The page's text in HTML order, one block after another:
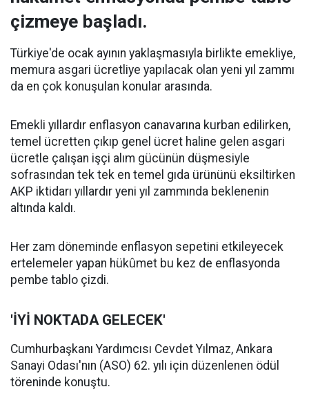
çizmeye başladı.
Türkiye'de ocak ayının yaklaşmasıyla birlikte emekliye,
memura asgari ücretliye yapılacak olan yeni yıl zammı
da en çok konuşulan konular arasında.
Emekli yıllardır enflasyon canavarına kurban edilirken,
temel ücretten çıkıp genel ücret haline gelen asgari
ücretle çalışan işçi alım gücünün düşmesiyle
sofrasından tek tek en temel gıda ürününü eksiltirken
AKP iktidarı yıllardır yeni yıl zammında beklenenin
altında kaldı.
Her zam döneminde enflasyon sepetini etkileyecek
ertelemeler yapan hükûmet bu kez de enflasyonda
pembe tablo çizdi.
'İYİ NOKTADA GELECEK'
Cumhurbaşkanı Yardımcısı Cevdet Yılmaz, Ankara
Sanayi Odası'nın (ASO) 62. yılı için düzenlenen ödül
töreninde konuştu.